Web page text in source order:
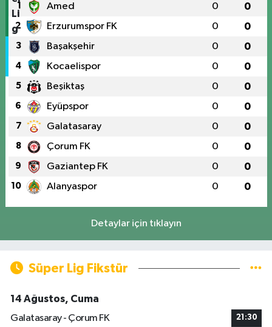
1 Amed 0 0
2 Erzurumspor FK 0 0
3 Başakşehir 0 0
4 Kocaelispor 0 0
5 Beşiktaş 0 0
6 Eyüpspor 0 0
7 Galatasaray 0 0
8 Çorum FK 0 0
9 Gaziantep FK 0 0
10 Alanyaspor 0 0
Detaylar için tıklayın
Süper Lig Fikstür
14 Ağustos, Cuma
Galatasaray - Çorum FK
21:30